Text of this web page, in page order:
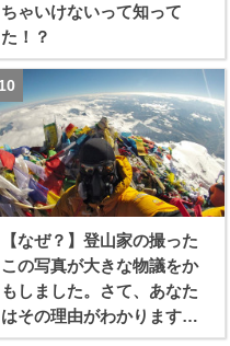
ちゃいけないって知って
た！？
【なぜ？】登山家の撮った
この写真が大きな物議をか
もしました。さて、あなた
はその理由がわかります
か？